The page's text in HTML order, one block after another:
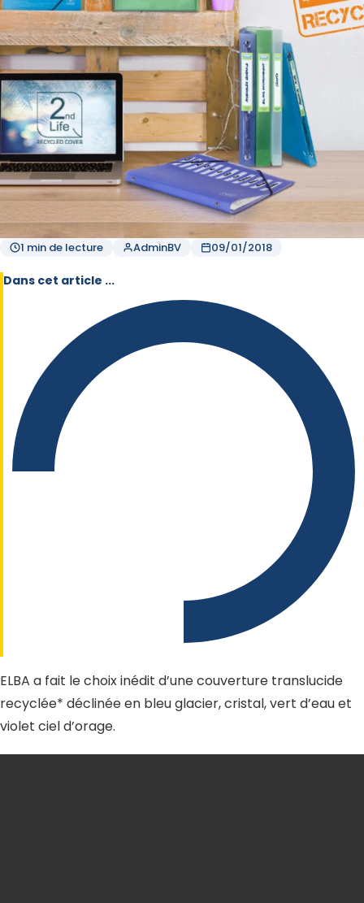
1 min de lecture AdminBV 09/01/2018
Dans cet article ...
ELBA a fait le choix inédit d’une couverture translucide
recyclée* déclinée en bleu glacier, cristal, vert d’eau et
violet ciel d’orage.